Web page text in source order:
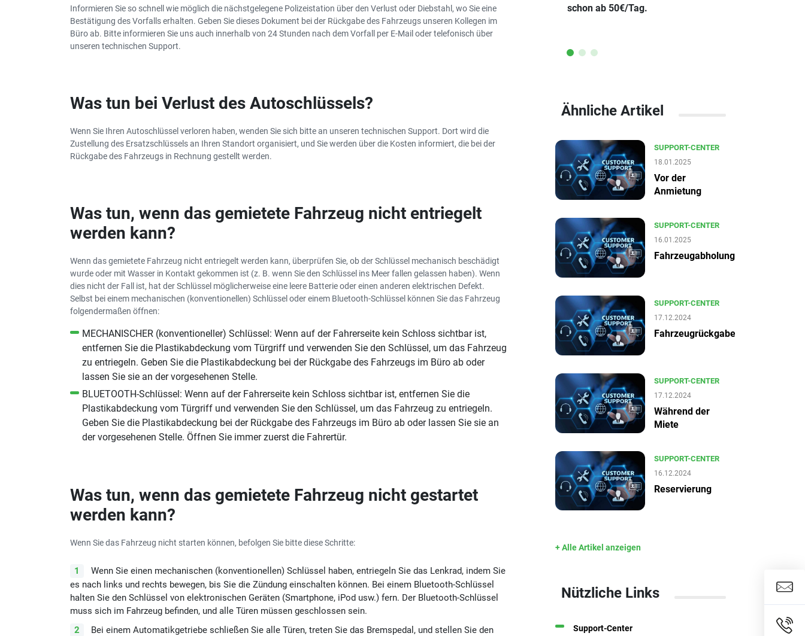
Informieren Sie so schnell wie möglich die nächstgelegene Polizeistation über den Verlust oder Diebstahl, wo Sie eine
Bestätigung des Vorfalls erhalten. Geben Sie dieses Dokument bei der Rückgabe des Fahrzeugs unseren Kollegen im
Büro ab. Bitte informieren Sie uns auch innerhalb von 24 Stunden nach dem Vorfall per E-Mail oder telefonisch über
unseren technischen Support.
Was tun bei Verlust des Autoschlüssels?
Wenn Sie Ihren Autoschlüssel verloren haben, wenden Sie sich bitte an unseren technischen Support. Dort wird die
Zustellung des Ersatzschlüssels an Ihren Standort organisiert, und Sie werden über die Kosten informiert, die bei der
Rückgabe des Fahrzeugs in Rechnung gestellt werden.
Was tun, wenn das gemietete Fahrzeug nicht entriegelt
werden kann?
Wenn das gemietete Fahrzeug nicht entriegelt werden kann, überprüfen Sie, ob der Schlüssel mechanisch beschädigt
wurde oder mit Wasser in Kontakt gekommen ist (z. B. wenn Sie den Schlüssel ins Meer fallen gelassen haben). Wenn
dies nicht der Fall ist, hat der Schlüssel möglicherweise eine leere Batterie oder einen anderen elektrischen Defekt.
Selbst bei einem mechanischen (konventionellen) Schlüssel oder einem Bluetooth-Schlüssel können Sie das Fahrzeug
folgendermaßen öffnen:
MECHANISCHER (konventioneller) Schlüssel: Wenn auf der Fahrerseite kein Schloss sichtbar ist,
entfernen Sie die Plastikabdeckung vom Türgriff und verwenden Sie den Schlüssel, um das Fahrzeug
zu entriegeln. Geben Sie die Plastikabdeckung bei der Rückgabe des Fahrzeugs im Büro ab oder
lassen Sie sie an der vorgesehenen Stelle.
BLUETOOTH-Schlüssel: Wenn auf der Fahrerseite kein Schloss sichtbar ist, entfernen Sie die
Plastikabdeckung vom Türgriff und verwenden Sie den Schlüssel, um das Fahrzeug zu entriegeln.
Geben Sie die Plastikabdeckung bei der Rückgabe des Fahrzeugs im Büro ab oder lassen Sie sie an
der vorgesehenen Stelle. Öffnen Sie immer zuerst die Fahrertür.
Was tun, wenn das gemietete Fahrzeug nicht gestartet
werden kann?
Wenn Sie das Fahrzeug nicht starten können, befolgen Sie bitte diese Schritte:
Wenn Sie einen mechanischen (konventionellen) Schlüssel haben, entriegeln Sie das Lenkrad, indem Sie
es nach links und rechts bewegen, bis Sie die Zündung einschalten können. Bei einem Bluetooth-Schlüssel
halten Sie den Schlüssel von elektronischen Geräten (Smartphone, iPod usw.) fern. Der Bluetooth-Schlüssel
muss sich im Fahrzeug befinden, und alle Türen müssen geschlossen sein.
Bei einem Automatikgetriebe schließen Sie alle Türen, treten Sie das Bremspedal, und stellen Sie den
Autovermietung im
Sommer
schon ab 50€/Tag.
Ähnliche Artikel
SUPPORT-CENTER
18.01.2025
Vor der
Anmietung
SUPPORT-CENTER
16.01.2025
Fahrzeugabholung
SUPPORT-CENTER
17.12.2024
Fahrzeugrückgabe
SUPPORT-CENTER
17.12.2024
Während der
Miete
SUPPORT-CENTER
16.12.2024
Reservierung
+ Alle Artikel anzeigen
Nützliche Links
Support-Center